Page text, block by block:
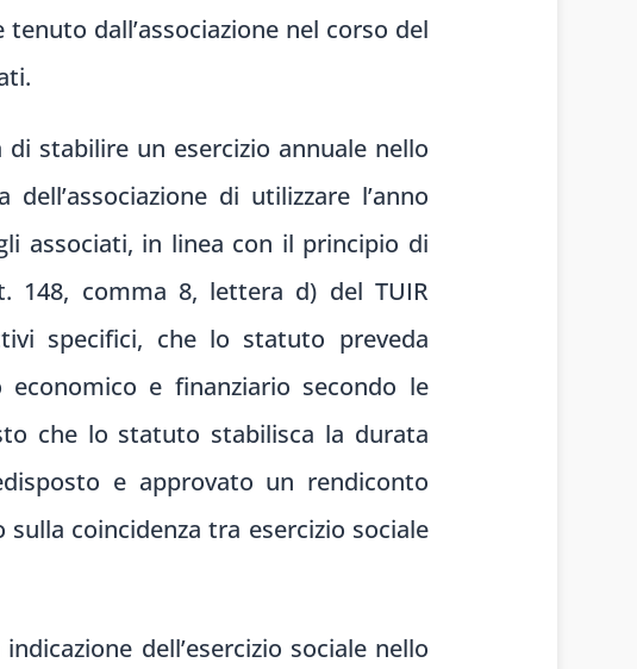
dall’associazione nel corso del
stabilire un esercizio annuale nello
di utilizzare l’anno
associati, in linea con il principio di
148, comma 8, lettera d) del TUIR
specifici, che lo statuto preveda
e finanziario secondo le
che lo statuto stabilisca la durata
e approvato un rendiconto
coincidenza tra esercizio sociale
dell’esercizio sociale nello